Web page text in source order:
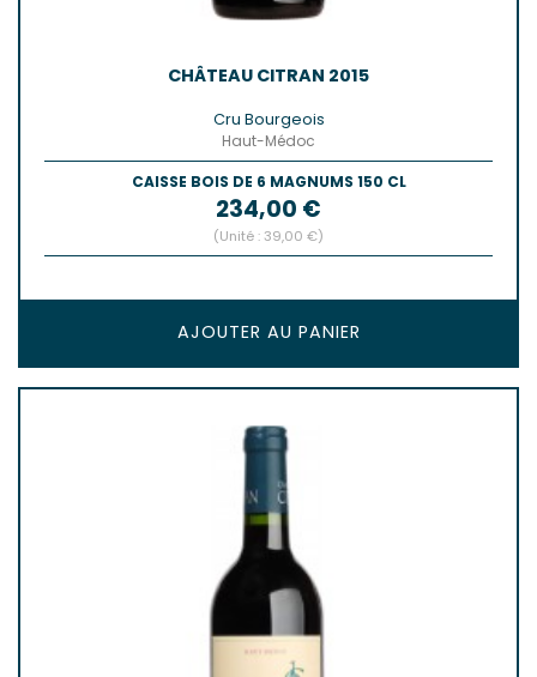
CHÂTEAU CITRAN 2015
Cru Bourgeois
Haut-Médoc
CAISSE BOIS DE 6 MAGNUMS 150 CL
Prix
234,00 €
(Unité : 39,00 €)
AJOUTER AU PANIER